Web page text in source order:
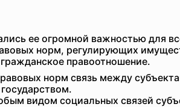
ее огромной важностью для
норм, регулирующих
правоотношение.
норм связь между
видом социальных связей